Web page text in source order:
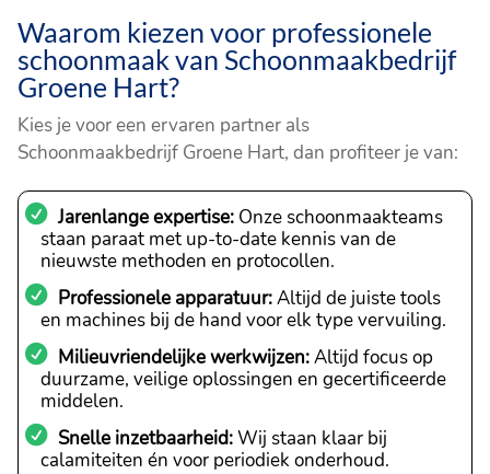
Waarom kiezen voor professionele
schoonmaak van Schoonmaakbedrijf
Groene Hart?
Kies je voor een ervaren partner als
Schoonmaakbedrijf Groene Hart, dan profiteer je van:
Jarenlange expertise: Onze schoonmaakteams
staan paraat met up-to-date kennis van de
nieuwste methoden en protocollen.
Professionele apparatuur:Altijd de juiste tools
en machines bij de hand voor elk type vervuiling.
Milieuvriendelijke werkwijzen:Altijd focus op
duurzame, veilige oplossingen en gecertificeerde
middelen.
Snelle inzetbaarheid:Wij staan klaar bij
calamiteiten én voor periodiek onderhoud.